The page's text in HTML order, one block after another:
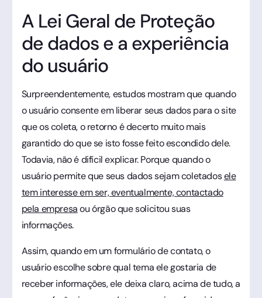
A Lei Geral de Proteção
de dados e a experiência
do usuário
Surpreendentemente, estudos mostram que quando
o usuário consente em liberar seus dados para o site
que os coleta, o retorno é decerto muito mais
garantido do que se isto fosse feito escondido dele.
Todavia, não é difícil explicar. Porque quando o
usuário permite que seus dados sejam coletadosele
tem interesse em ser, eventualmente, contactado
pela empresaou órgão que solicitou suas
informações.
Assim, quando em um formulário de contato, o
usuário escolhe sobre qual tema ele gostaria de
receber informações, ele deixa claro, acima de tudo, a